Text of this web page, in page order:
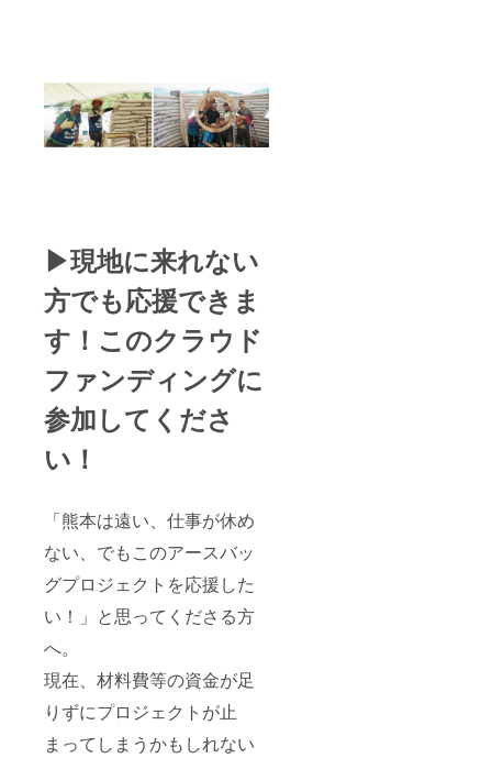
▶︎現地に来れない
方でも応援できま
す！このクラウド
ファンディングに
参加してくださ
い！
「熊本は遠い、仕事が休め
ない、でもこのアースバッ
グプロジェクトを応援した
い！」と思ってくださる方
へ。
現在、材料費等の資金が足
りずにプロジェクトが止
まってしまうかもしれない